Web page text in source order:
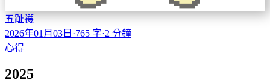
五趾襪
2026年01月03日 ·765 字·2 分鐘
心得
2025